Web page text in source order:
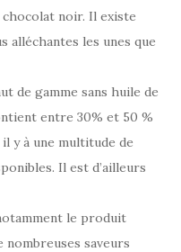
chocolat noir. Il existe
alléchantes les unes que
de gamme sans huile de
entre 30% et 50 %
y à une multitude de
Il est d’ailleurs
le produit
nombreuses saveurs